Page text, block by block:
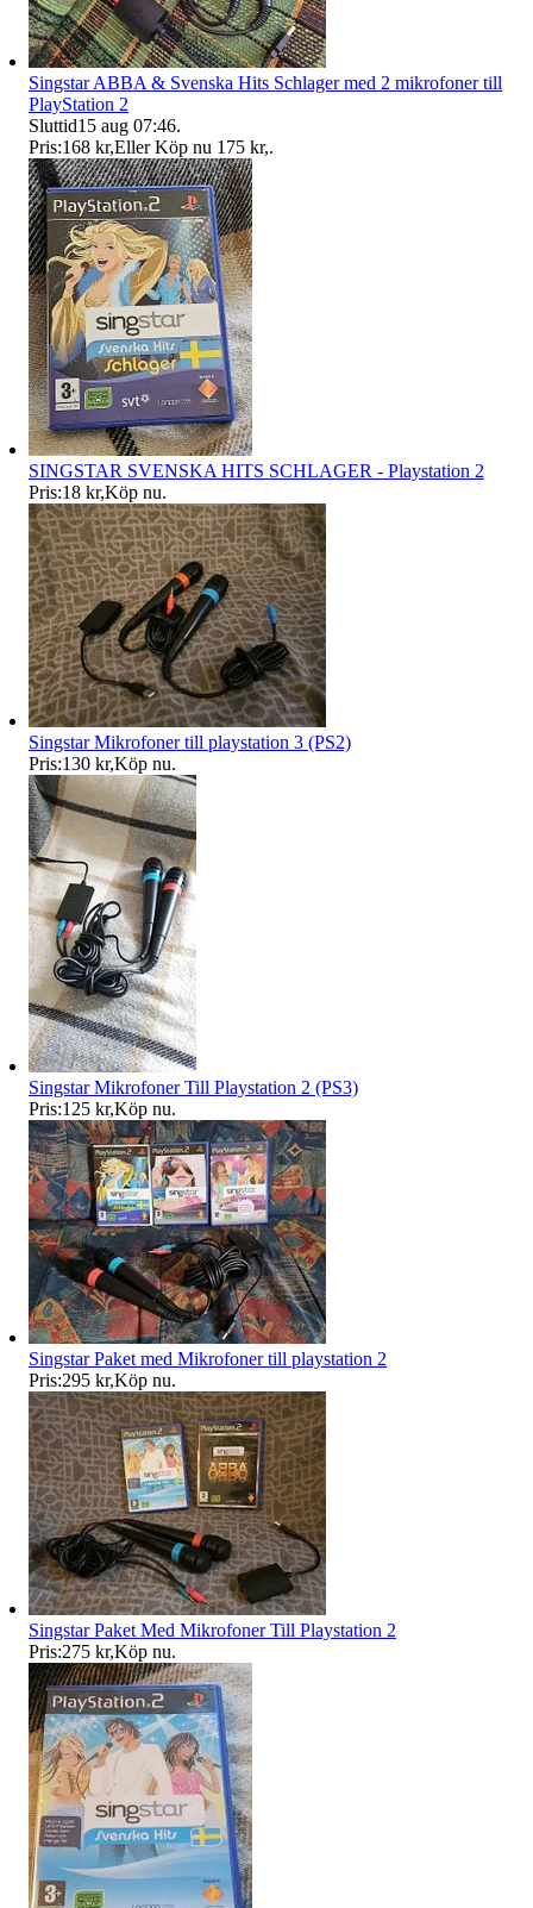
Singstar ABBA & Svenska Hits Schlager med 2 mikrofoner till
PlayStation 2
Sluttid15 aug 07:46.
Pris:168 kr,Eller Köp nu 175 kr,.
SINGSTAR SVENSKA HITS SCHLAGER - Playstation 2
Pris:18 kr,Köp nu.
Singstar Mikrofoner till playstation 3 (PS2)
Pris:130 kr,Köp nu.
Singstar Mikrofoner Till Playstation 2 (PS3)
Pris:125 kr,Köp nu.
Singstar Paket med Mikrofoner till playstation 2
Pris:295 kr,Köp nu.
Singstar Paket Med Mikrofoner Till Playstation 2
Pris:275 kr,Köp nu.